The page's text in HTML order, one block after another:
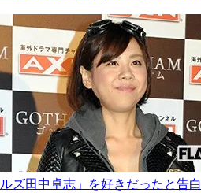
ルズ田中卓志」を好きだったと告白